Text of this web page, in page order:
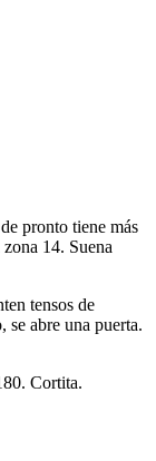
pronto tiene más
14. Suena
tensos de
abre una puerta.
Cortita.